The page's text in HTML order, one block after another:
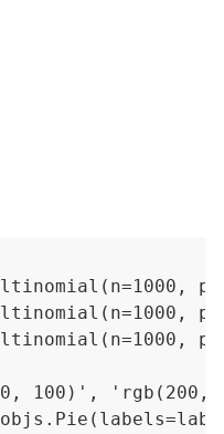
100)',